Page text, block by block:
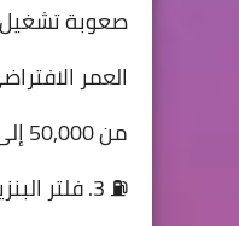
صعوبة تشغيل
العمر
من 50,000 إلى 80,000 ميل تقريبًا.
⛽ 3. فلتر البنزين (Fuel Filter)